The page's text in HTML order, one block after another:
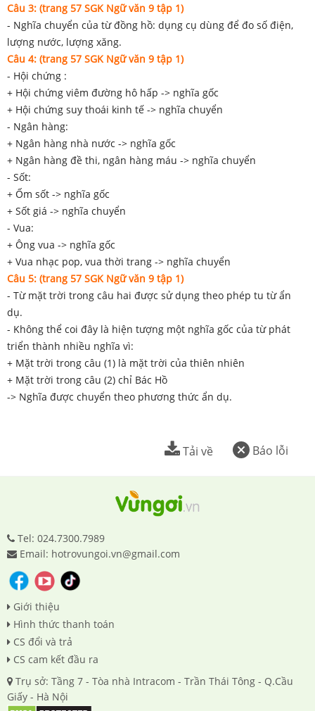
Câu 3: (trang 57 SGK Ngữ văn 9 tập 1)
- Nghĩa chuyển của từ đồng hồ: dụng cụ dùng để đo số điện,
lượng nước, lượng xăng.
Câu 4: (trang 57 SGK Ngữ văn 9 tập 1)
- Hội chứng :
+ Hội chứng viêm đường hô hấp -> nghĩa gốc
+ Hội chứng suy thoái kinh tế -> nghĩa chuyển
- Ngân hàng:
+ Ngân hàng nhà nước -> nghĩa gốc
+ Ngân hàng đề thi, ngân hàng máu -> nghĩa chuyển
- Sốt:
+ Ốm sốt -> nghĩa gốc
+ Sốt giá -> nghĩa chuyển
- Vua:
+ Ông vua -> nghĩa gốc
+ Vua nhạc pop, vua thời trang -> nghĩa chuyển
Câu 5: (trang 57 SGK Ngữ văn 9 tập 1)
- Từ mặt trời trong câu hai được sử dụng theo phép tu từ ẩn
dụ.
- Không thể coi đây là hiện tượng một nghĩa gốc của từ phát
triển thành nhiều nghĩa vì:
+ Mặt trời trong câu (1) là mặt trời của thiên nhiên
+ Mặt trời trong câu (2) chỉ Bác Hồ
-> Nghĩa được chuyển theo phương thức ẩn dụ.
Báo lỗi
Tải về
Tel: 024.7300.7989
Email: hotrovungoi.vn@gmail.com
Giới thiệu
Hình thức thanh toán
CS đổi và trả
CS cam kết đầu ra
Trụ sở: Tầng 7 - Tòa nhà Intracom - Trần Thái Tông - Q.Cầu
Giấy - Hà Nội